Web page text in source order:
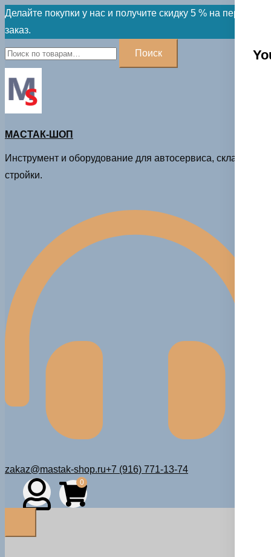
Skip
to
content
Делайте покупки у нас и получите скидку 5 % на первый
заказ.
Искать:
Поиск
МАСТАК-ШОП
Инструмент и оборудование для автосервиса, склада и
стройки.
zakaz@mastak-shop.ru+7 (916) 771-13-74
0